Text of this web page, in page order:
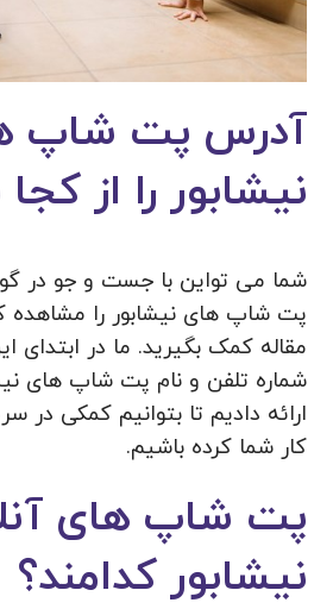
آدرس پت شاپ
نیشابور را از
شما می تواین با جست و جو در
پت شاپ های نیشابور را مشاهده
مقاله کمک بگیرید. ما در ابتدای
شماره تلفن و نام پت شاپ های
ارائه دادیم تا بتوانیم کمکی در
کار شما کرده باشیم.
پت شاپ های
نیشابور کدامند؟